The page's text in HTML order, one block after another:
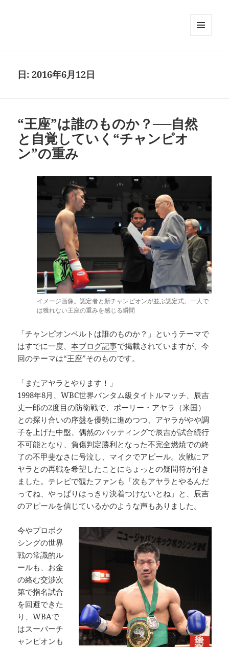
日:2016年6月12日
“王座”は誰のものか？──自然
と自覚していく“チャンピオ
ン”の重み
イメージ画像。認定者と新チャンピオンが並ぶ認定式。一人で
は獲れない王座の重みを感じる瞬間
「チャンピオンベルトは誰のものか？」というテーマで
はすでに一度、本ブログ記事で掲載されていますが、今
回のテーマは“王座”そのものです。
「またアヤラとやります！」
1998年8月、WBC世界バンタム級タイトルマッチ、辰吉
丈一郎の2度目の防衛戦で、ポーリー・アヤラ（米国）
との探り合いの序盤を優勢に進めつつ、アヤラがやや調
子を上げた中盤、偶然のバッティングで辰吉が試合続行
不可能となり、負傷判定勝利となった不完全燃焼での終
了の不甲斐なさに号泣し、マイクでアピール。次戦にア
ヤラとの再戦を希望したことにちょっとの疑問符が付き
ました。テレビで観たファンも「次もアヤラとやるんだ
ってね、やっぱりはっきり決着つけないとね」と、辰吉
のアピールを信じているかのような声もありました。
今やプロボク
シングの世界
戦の常識的ル
ールも、お金
の絡む交渉次
第で指名試合
を回避できた
り、WBAで
はスーパーチ
ャンピオンも